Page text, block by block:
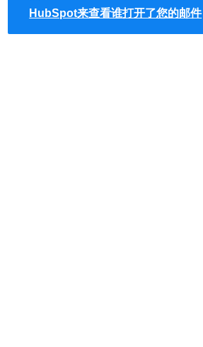
HubSpot来查看谁打开了您的邮件